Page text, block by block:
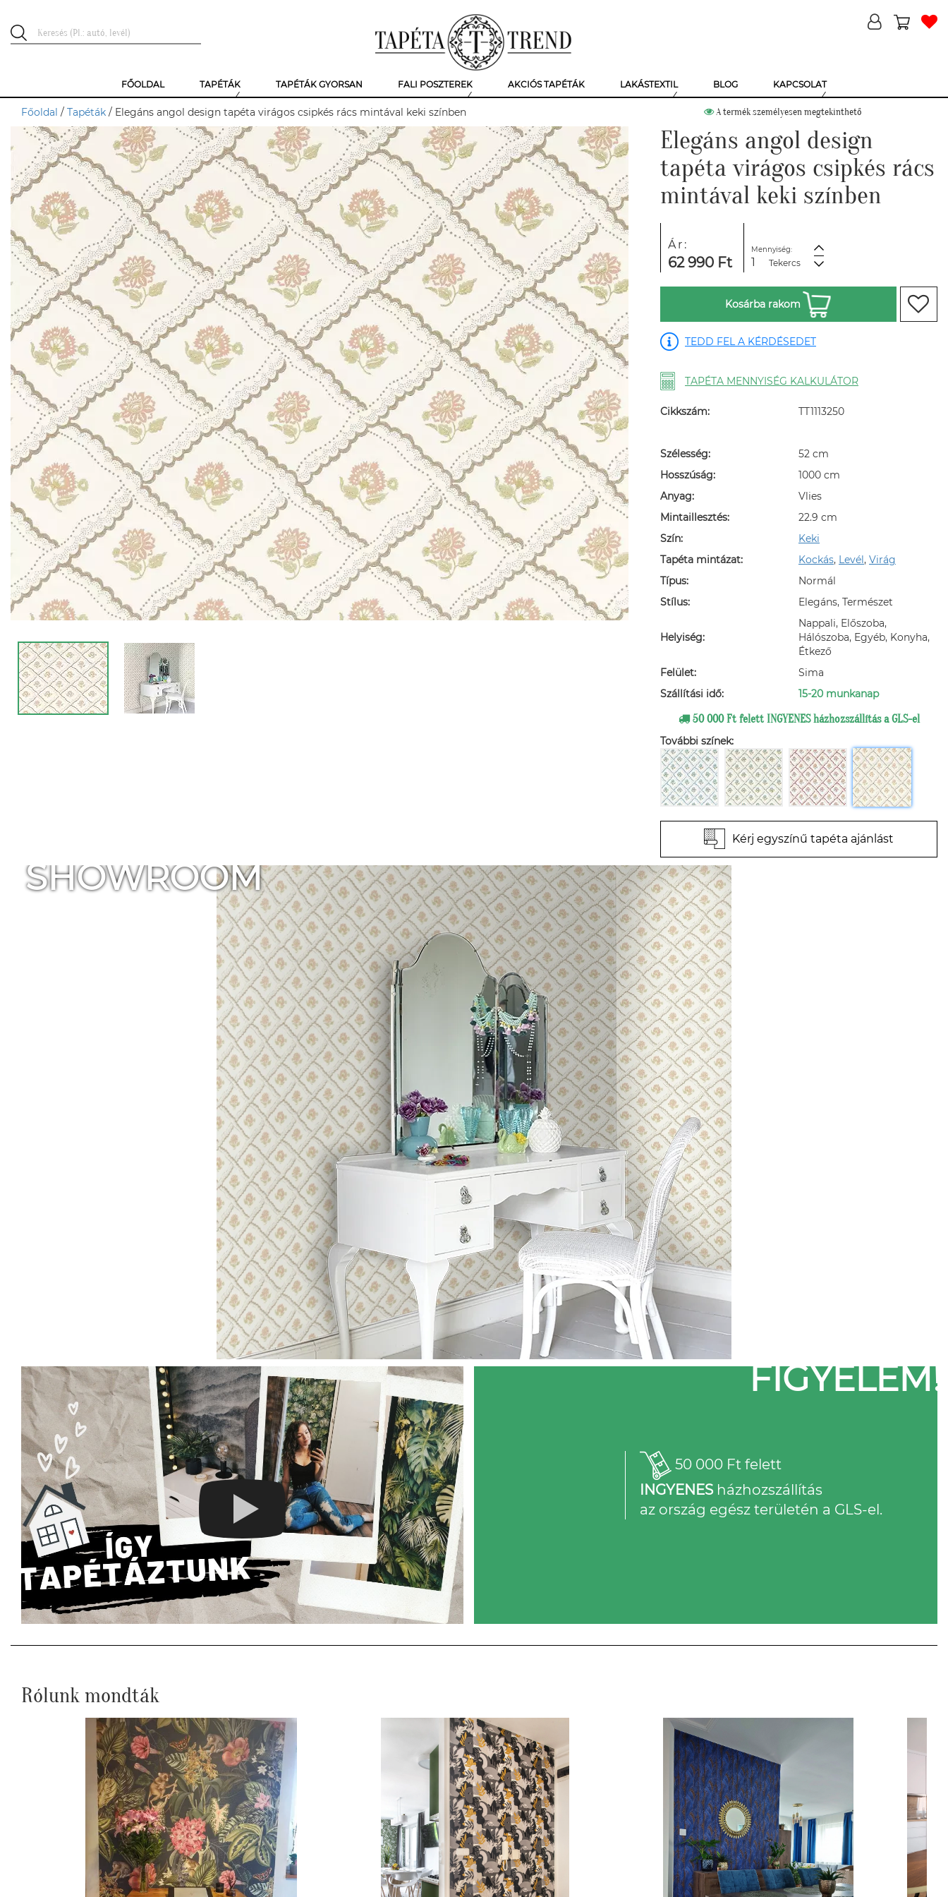
FŐOLDAL TAPÉTÁK TAPÉTÁK GYORSAN FALI POSZTEREK AKCIÓS TAPÉTÁK LAKÁSTEXTIL BLOG KAPCSOLAT
Főoldal / Tapéták / Elegáns angol design tapéta virágos csipkés rács mintával keki színben A termék személyesen megtekinthető
Elegáns angol design
tapéta virágos csipkés rács
mintával keki színben
Ár:
62 990 Ft
Mennyiség:
Tekercs
Kosárba rakom
TEDD FEL A KÉRDÉSEDET
TAPÉTA MENNYISÉG KALKULÁTOR
Cikkszám: TT1113250
Szélesség:
52 cm
Hosszúság:
1000 cm
Anyag:
Vlies
Mintaillesztés:
22.9 cm
Szín:
Keki
Tapéta mintázat:
Kockás, Levél, Virág
Típus:
Normál
Stílus:
Elegáns, Természet
Helyiség:
Nappali, Előszoba,
Hálószoba, Egyéb, Konyha,
Étkező
Felület:
Sima
Szállítási idő:
15-20 munkanap
50 000 Ft felett INGYENES házhozszállítás a GLS-el
További színek:
Kérj egyszínű tapéta ajánlást
SHOWROOM
FIGYELEM!
50 000 Ft felett
INGYENESházhozszállítás
az ország egész területén a GLS-el.
Rólunk mondták